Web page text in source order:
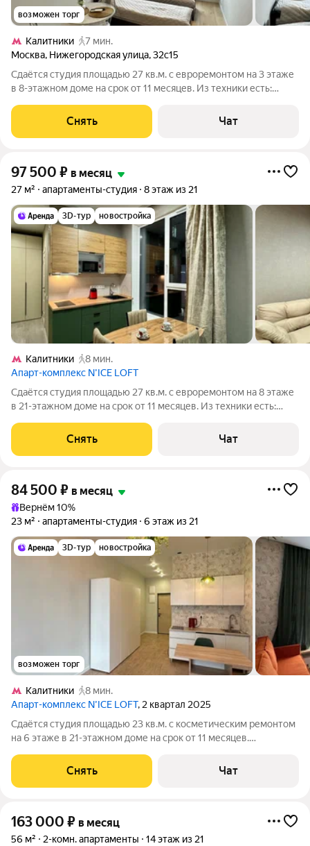
возможен торг
Калитники
7 мин.
Москва, Нижегородская улица,32с15
Сдаётся студия площадью 27 кв.м. с евроремонтом на 3 этаже
в 8-этажном доме на срок от 11 месяцев. Из техники есть:
улицу. Есть консьерж.
Снять Чат
97 500 ₽ в месяц
27 м² апартаменты-студия 8 этаж из 21
3D-тур новостройка
Калитники
8 мин.
Апарт-комплекс N’ICE LOFT
Сдаётся студия площадью 27 кв.м. с евроремонтом на 8 этаже
в 21-этажном доме на срок от 11 месяцев. Из техники есть:
Дом - монолитный, окна выходят во двор. Есть консьерж. В
подъезде 3 лифта -
Снять Чат
84 500 ₽ в месяц
Вернём 10%
23 м²
апартаменты-студия 6 этаж из 21
3D-тур новостройка
возможен торг
Калитники
8 мин.
Апарт-комплекс N’ICE LOFT, 2 квартал 2025
Сдаётся студия площадью 23 кв.м. с косметическим ремонтом
на 6 этаже в 21-этажном доме на срок от 11 месяцев.
дополнительно.Снять Чат
163 000 ₽ в месяц
56 м² 2-комн. апартаменты 14 этаж из 21